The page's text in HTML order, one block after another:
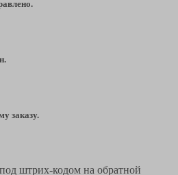
заказу.
штрих-кодом на обратной